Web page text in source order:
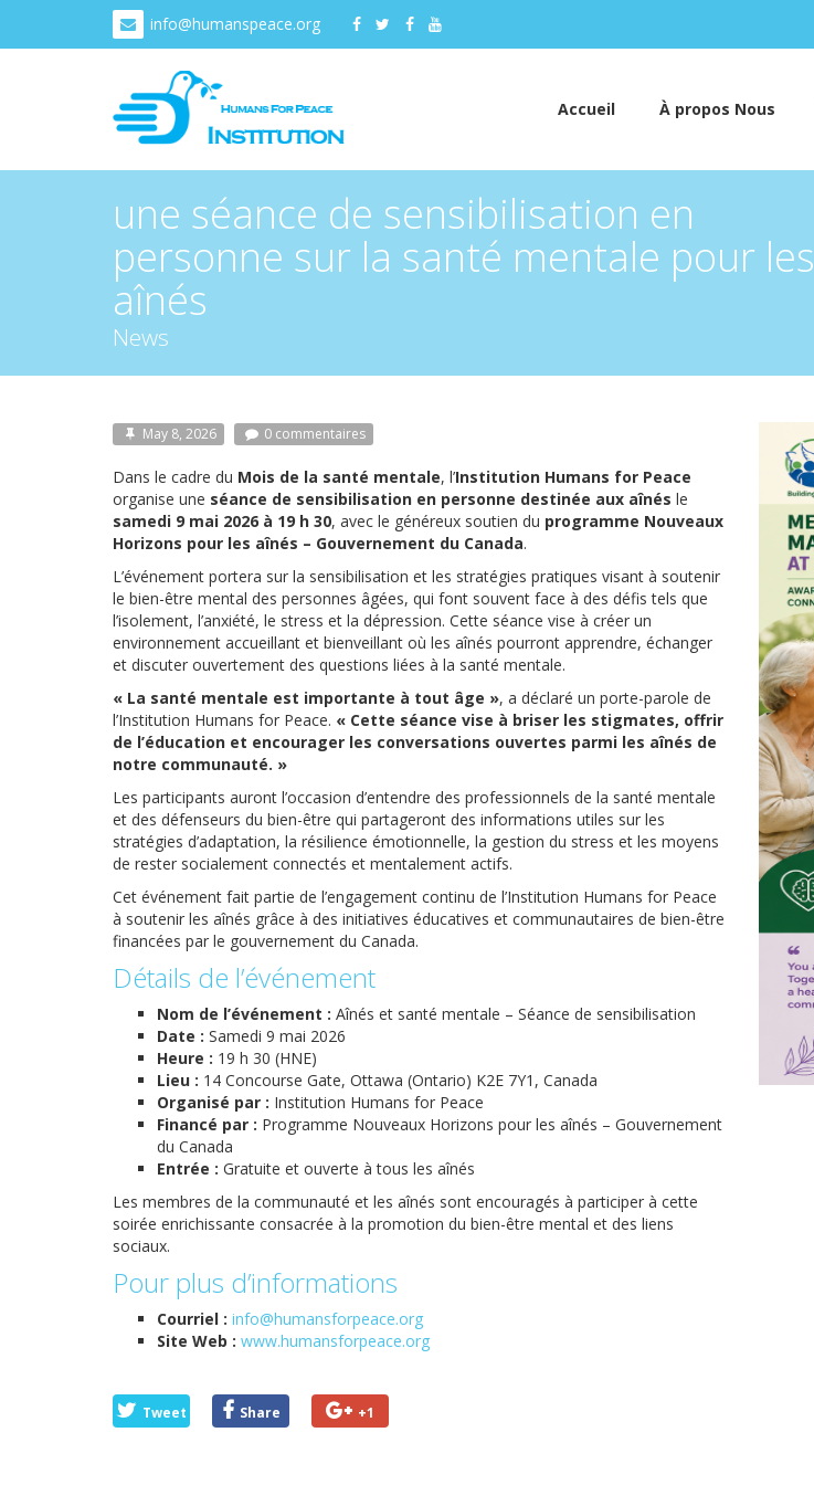
info@humanspeace.org
Accueil À propos Nous
une séance de sensibilisation en
personne sur la santé mentale pour les
aînés
News
May 8, 2026 0 commentaires
Dans le cadre du Mois de la santé mentale, l’Institution Humans for Peace
organise une séance de sensibilisation en personne destinée aux aînés le
samedi 9 mai 2026 à 19 h 30, avec le généreux soutien du programme Nouveaux
Horizons pour les aînés – Gouvernement du Canada.
L’événement portera sur la sensibilisation et les stratégies pratiques visant à soutenir
le bien-être mental des personnes âgées, qui font souvent face à des défis tels que
l’isolement, l’anxiété, le stress et la dépression. Cette séance vise à créer un
environnement accueillant et bienveillant où les aînés pourront apprendre, échanger
et discuter ouvertement des questions liées à la santé mentale.
« La santé mentale est importante à tout âge », a déclaré un porte-parole de
l’Institution Humans for Peace. « Cette séance vise à briser les stigmates, offrir
de l’éducation et encourager les conversations ouvertes parmi les aînés de
notre communauté. »
Les participants auront l’occasion d’entendre des professionnels de la santé mentale
et des défenseurs du bien-être qui partageront des informations utiles sur les
stratégies d’adaptation, la résilience émotionnelle, la gestion du stress et les moyens
de rester socialement connectés et mentalement actifs.
Cet événement fait partie de l’engagement continu de l’Institution Humans for Peace
à soutenir les aînés grâce à des initiatives éducatives et communautaires de bien-être
financées par le gouvernement du Canada.
Détails de l’événement
Nom de l’événement : Aînés et santé mentale – Séance de sensibilisation
Date : Samedi 9 mai 2026
Heure : 19 h 30 (HNE)
Lieu : 14 Concourse Gate, Ottawa (Ontario) K2E 7Y1, Canada
Organisé par : Institution Humans for Peace
Financé par : Programme Nouveaux Horizons pour les aînés – Gouvernement
du Canada
Entrée : Gratuite et ouverte à tous les aînés
Les membres de la communauté et les aînés sont encouragés à participer à cette
soirée enrichissante consacrée à la promotion du bien-être mental et des liens
sociaux.
Pour plus d’informations
Courriel : info@humansforpeace.org
Site Web : www.humansforpeace.org
Tweet Share +1